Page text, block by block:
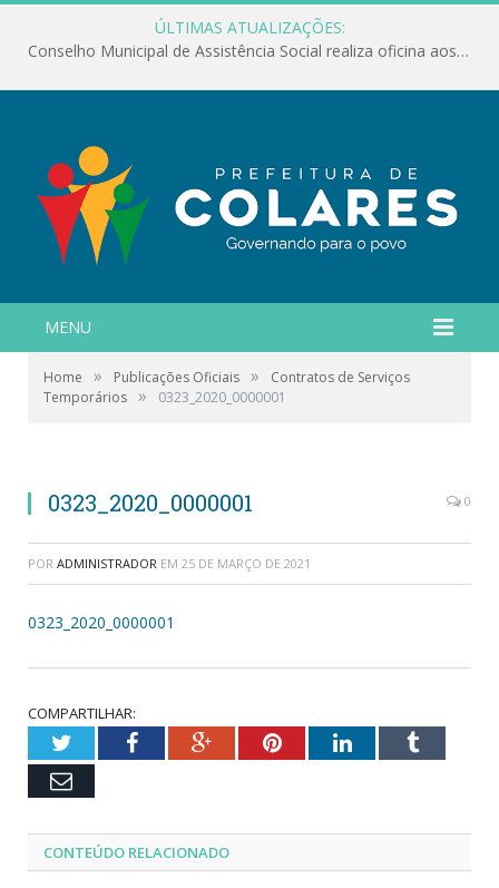
ÚLTIMAS ATUALIZAÇÕES:
Conselho Municipal de Assistência Social realiza oficina aos servidores
MENU
Home » Publicações Oficiais »
Contratos de Serviços
Temporários » 0323_2020_0000001
0323_2020_0000001 0
POR ADMINISTRADOR EM 25 DE MARÇO DE 2021
0323_2020_0000001
COMPARTILHAR:
TwitterFacebookGoogle+PinterestLinkedInTumblr
Email
CONTEÚDO RELACIONADO